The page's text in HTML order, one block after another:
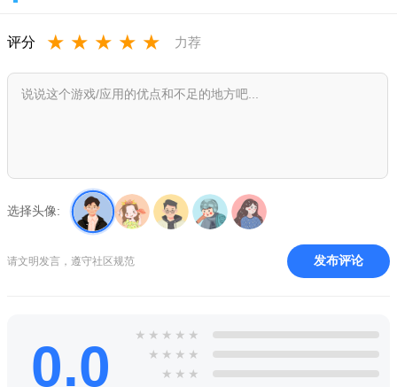
评分 ★ ★ ★ ★ ★ 力荐
选择头像:
请文明发言，遵守社区规范 发布评论
0.0 ★ ★ ★ ★ ★
★ ★ ★ ★
★ ★ ★